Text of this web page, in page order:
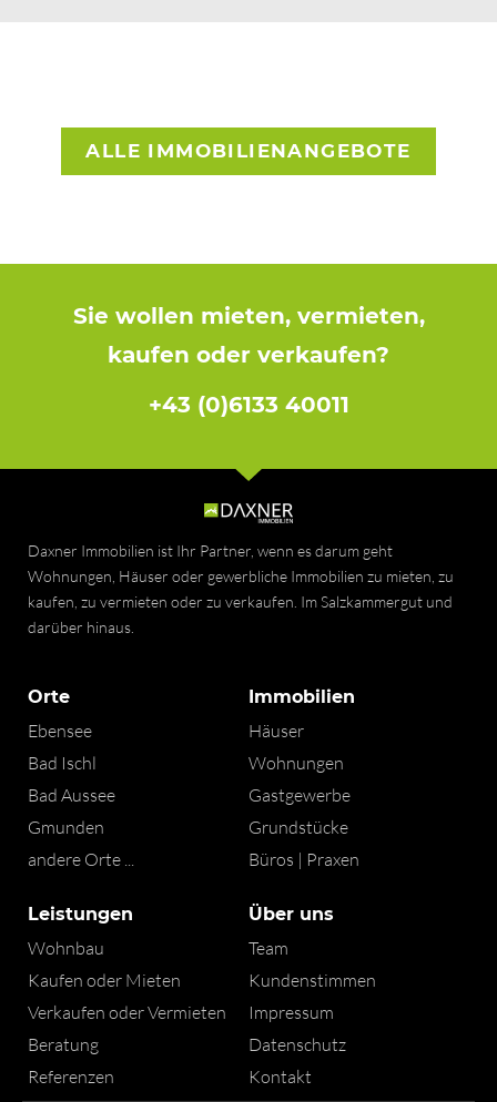
ALLE IMMOBILIENANGEBOTE
Sie wollen mieten, vermieten,
kaufen oder verkaufen?
+43 (0)6133 40011
Daxner Immobilien ist Ihr Partner, wenn es darum geht
Wohnungen, Häuser oder gewerbliche Immobilien zu mieten, zu
kaufen, zu vermieten oder zu verkaufen. Im Salzkammergut und
darüber hinaus.
Orte
Ebensee
Bad Ischl
Bad Aussee
Gmunden
andere Orte ...
Immobilien
Häuser
Wohnungen
Gastgewerbe
Grundstücke
Büros | Praxen
Leistungen
Wohnbau
Kaufen oder Mieten
Verkaufen oder Vermieten
Beratung
Referenzen
Über uns
Team
Kundenstimmen
Impressum
Datenschutz
Kontakt